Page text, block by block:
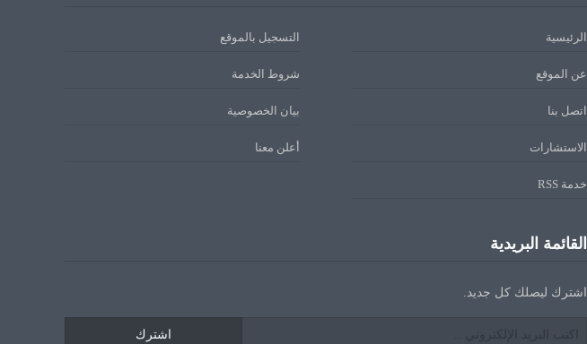
الرئيسية التسجيل بالموقع
عن الموقع شروط الخدمة
اتصل بنا بيان الخصوصية
الاستشارات أعلن معنا
خدمة RSS
القائمة البريدية
اشترك ليصلك كل جديد.
اشترك